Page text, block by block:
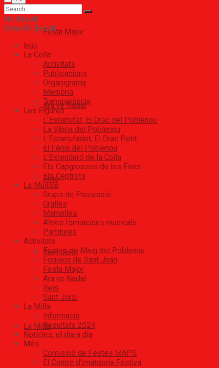
Festa Major
Ara ve Nadal
Reis
Sant Jordi
La Milla
No Result
View All Result
Inici
La Colla
Activitats
Publicacions
Organigrama
Memòria
Transparència
Les Figures
L’Estarrufat, El Drac del Poblenou
La Víbria del Poblenou
L’Estarrufadet, El Drac Petit
El Fènix del Poblenou
L’Estendard de la Colla
Els Capgrossos de les Fires
Els Ceptrots
La Música
Grups de Percussió
Gralles
Mamelles
Altres formacions musicals
Partitures
Activitats
Festes de Maig del Poblenou
Foguera de Sant Joan
Festa Major
Ara ve Nadal
Reis
Sant Jordi
La Milla
Informació
Resultats 2024
Notícies, el dia a dia
Més
Comissió de Festes MAPS
El Centre d’Imatgeria Festiva